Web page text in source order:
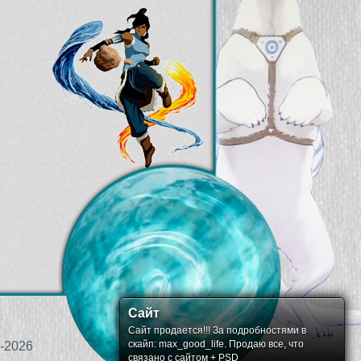
2026
Сайт
Сайт продается!!! За подробностями в
скайп: max_good_life. Продаю все, что
связано с сайтом + PSD